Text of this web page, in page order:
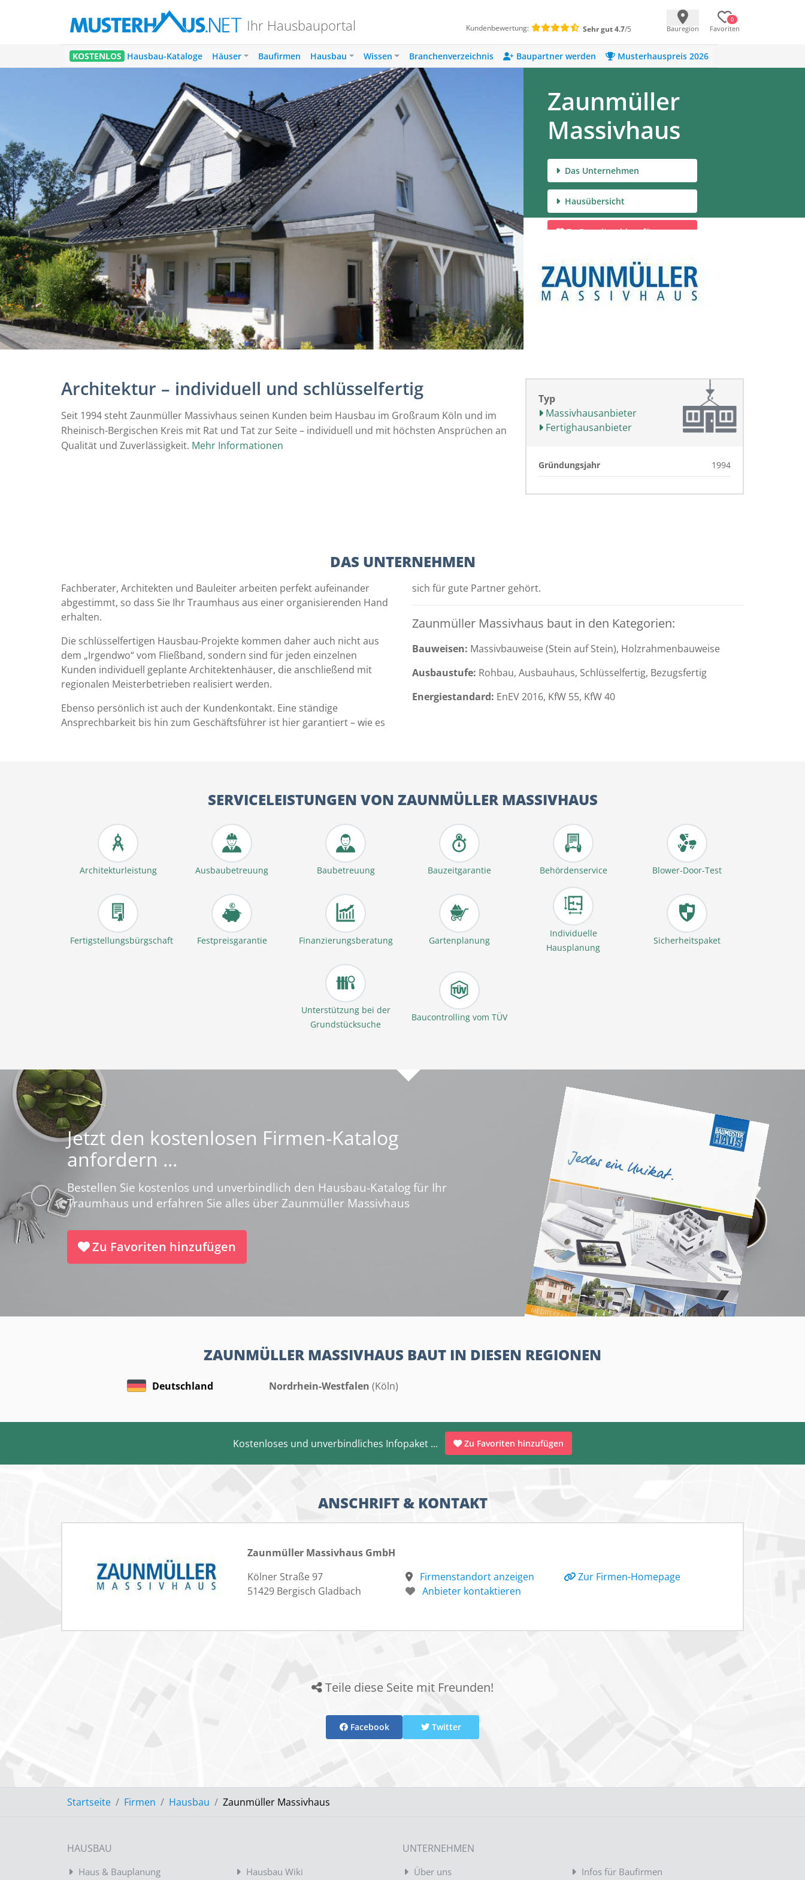
Ihr Hausbauportal Kundenbewertung: Sehr gut4.7/5 Bauregion
0
Favoriten
KOSTENLOS Hausbau-Kataloge Häuser Baufirmen Hausbau Wissen Branchenverzeichnis Baupartner werden Musterhauspreis 2026
Zaunmüller
Massivhaus
Das Unternehmen
Hausübersicht
Zu Favoriten hinzufügen
Infomaterial anfordern
Architektur – individuell und schlüsselfertig
Seit 1994 steht Zaunmüller Massivhaus seinen Kunden beim Hausbau im Großraum Köln und im
Rheinisch-Bergischen Kreis mit Rat und Tat zur Seite – individuell und mit höchsten Ansprüchen an
Qualität und Zuverlässigkeit. Mehr Informationen
Typ
Massivhausanbieter
Fertighausanbieter
Gründungsjahr 1994
DAS UNTERNEHMEN
Fachberater, Architekten und Bauleiter arbeiten perfekt aufeinander
abgestimmt, so dass Sie Ihr Traumhaus aus einer organisierenden Hand
erhalten.
Die schlüsselfertigen Hausbau-Projekte kommen daher auch nicht aus
dem „Irgendwo“ vom Fließband, sondern sind für jeden einzelnen
Kunden individuell geplante Architektenhäuser, die anschließend mit
regionalen Meisterbetrieben realisiert werden.
Ebenso persönlich ist auch der Kundenkontakt. Eine ständige
Ansprechbarkeit bis hin zum Geschäftsführer ist hier garantiert – wie es
sich für gute Partner gehört.
Zaunmüller Massivhaus baut in den Kategorien:
Bauweisen: Massivbauweise (Stein auf Stein), Holzrahmenbauweise
Ausbaustufe: Rohbau, Ausbauhaus, Schlüsselfertig, Bezugsfertig
Energiestandard: EnEV 2016, KfW 55, KfW 40
SERVICELEISTUNGEN VON ZAUNMÜLLER MASSIVHAUS
Architekturleistung Ausbaubetreuung Baubetreuung Bauzeitgarantie Behördenservice Blower-Door-Test
Fertigstellungsbürgschaft Festpreisgarantie Finanzierungsberatung Gartenplanung
Individuelle
Hausplanung
Sicherheitspaket
Unterstützung bei der
Grundstücksuche
Baucontrolling vom TÜV
Jetzt den kostenlosen Firmen-Katalog
anfordern ...
Bestellen Sie kostenlos und unverbindlich den Hausbau-Katalog für Ihr
Traumhaus und erfahren Sie alles über Zaunmüller Massivhaus
Zu Favoriten hinzufügen
ZAUNMÜLLER MASSIVHAUS BAUT IN DIESEN REGIONEN
Deutschland Nordrhein-Westfalen (Köln)
Kostenloses und unverbindliches Infopaket ... Zu Favoriten hinzufügen
ANSCHRIFT & KONTAKT
Zaunmüller Massivhaus GmbH
Kölner Straße 97
51429 Bergisch Gladbach
Firmenstandort anzeigen
Anbieter kontaktieren
Zur Firmen-Homepage
Teile diese Seite mit Freunden!
Facebook Twitter
Startseite Firmen Hausbau Zaunmüller Massivhaus
HAUSBAU
Haus & Bauplanung Hausbau Wiki
UNTERNEHMEN
Über uns Infos für Baufirmen